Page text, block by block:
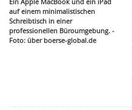
auf einem minimalistischen
Schreibtisch in einer
professionellen Büroumgebung. -
Foto: über boerse-global.de